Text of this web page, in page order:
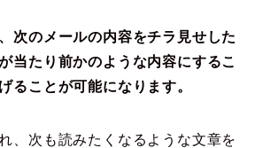
次のメールの内容をチラ見せした
当たり前かのような内容にするこ
ることが可能になります。
、次も読みたくなるような文章を